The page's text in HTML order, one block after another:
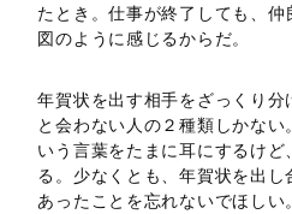
たとき。仕事が終了しても、
図のように感じるからだ。
年賀状を出す相手をざっくり分
と会わない人の２種類しかない
いう言葉をたまに耳にするけ
る。少なくとも、年賀状を出
あったことを忘れないでほし